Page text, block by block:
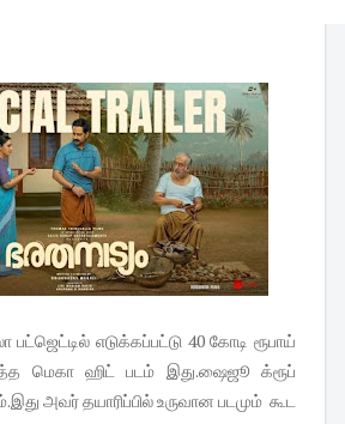
எடுக்கப்பட்டு 40 கோடி ரூபாய்
மெகா ஹிட் படம் இது.ஷைஜூ க்ரூப்
அவர் தயாரிப்பில் உருவான படமும் கூட